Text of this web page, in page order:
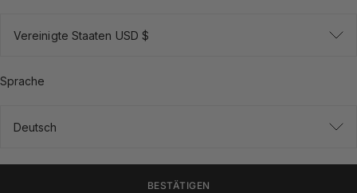
Vereinigte Staaten USD $
Sprache
Deutsch
BESTÄTIGEN